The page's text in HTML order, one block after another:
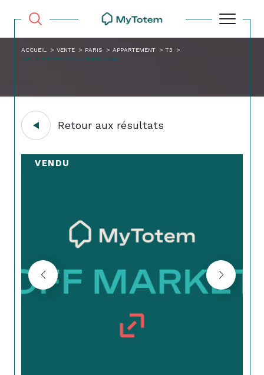
ACCUEIL VENTE PARIS APPARTEMENT
T3
NIEL 3 PIECES 2 CHAMBRES 60M
Retour aux résultats
VENDU